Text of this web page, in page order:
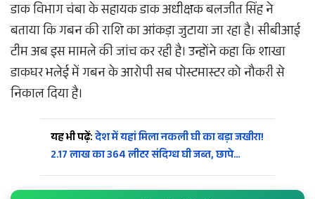
डाक विभाग चंबा के सहायक डाक अधीक्षक बलजीत सिंह ने
बताया कि गबन की राशि का आंकड़ा जुटाया जा रहा है। सीबीआई
टीम अब इस मामले की जांच कर रही है। उन्होंने कहा कि शाखा
डाकघर भलेई में गबन के आरोपी सब पोस्टमास्टर को नौकरी से
निकाल दिया है।
यह भी पढ़ें:देश में यहां मिला नकली घी का बड़ा जखीरा!
2.17 लाख का 364 लीटर संदिग्ध घी जब्त, छापे…